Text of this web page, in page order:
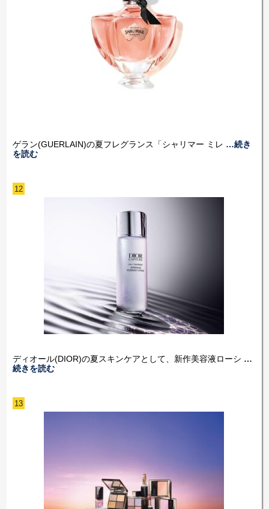
ゲラン(GUERLAIN)の夏フレグランス「シャリマー ミレ …続き
を読む
12
ディオール(DIOR)の夏スキンケアとして、新作美容液ローシ …
続きを読む
13